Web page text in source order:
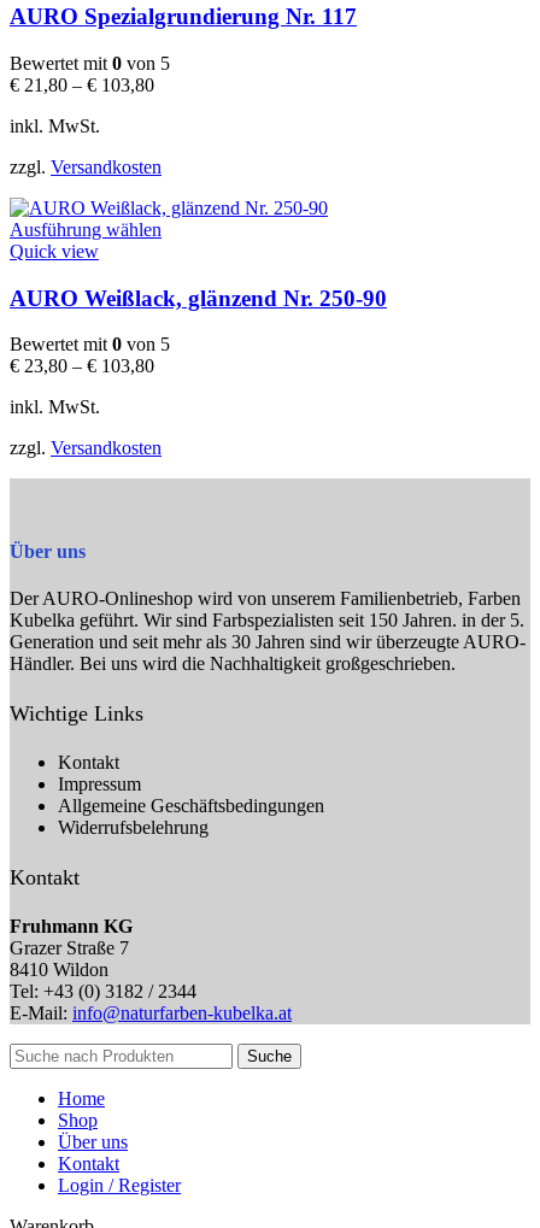
mehrere
Varianten
auf.
Die
gewählt
AURO Spezialgrundierung Nr. 117
Bewertet mit 0 von 5
€ 21,80 – € 103,80
inkl. MwSt.
zzgl. Versandkosten
Ausführung wählen
mehrere
Varianten
auf.
Quick view
AURO Weißlack, glänzend Nr. 250-90
Bewertet mit 0 von 5
€ 23,80 – € 103,80
inkl. MwSt.
zzgl. Versandkosten
Über uns
Der AURO-Onlineshop wird von unserem Familienbetrieb, Farben
Kubelka geführt. Wir sind Farbspezialisten seit 150 Jahren. in der 5.
Generation und seit mehr als 30 Jahren sind wir überzeugte AURO-
Händler. Bei uns wird die Nachhaltigkeit großgeschrieben.
Wichtige Links
Kontakt
Impressum
Allgemeine Geschäftsbedingungen
Widerrufsbelehrung
Kontakt
Fruhmann KG
Grazer Straße 7
8410 Wildon
Tel: +43 (0) 3182 / 2344
E-Mail: info@naturfarben-kubelka.at
Suche
Home
Shop
Über uns
Kontakt
Login / Register